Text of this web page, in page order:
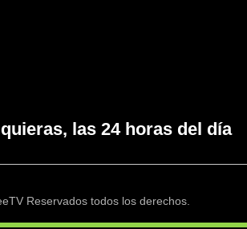
las 24 horas del día
Reservados todos los derechos.